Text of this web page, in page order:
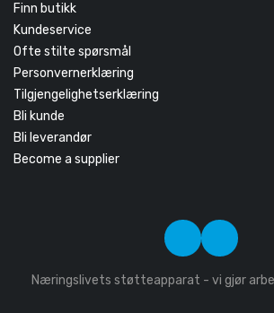
Finn butikk
Kundeservice
Ofte stilte spørsmål
Personvernerklæring
Tilgjengelighetserklæring
Bli kunde
Bli leverandør
Become a supplier
Næringslivets støtteapparat - vi gjør